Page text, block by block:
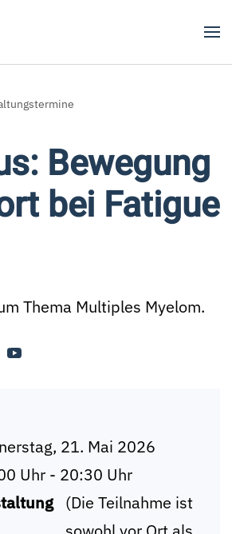
springen
Bewe­gung
bei Fatigue
Thema Multiples Myelom.
21. Mai 2026
Uhr - 20:30 Uhr
(Die Teilnahme ist